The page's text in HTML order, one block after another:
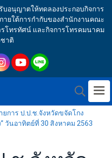
บอนุญาตให้ทดลองประกอบกิจการ
ายใต้การกำกับของสำนักงานคณะ
รโทรทัศน์ และกิจการโทรคมนาคม
าติ
ยการ ป.ป.ช.จังหวัดขจัดโกง
วันอาทิตย์ที่ 30 สิงหาคม 2563